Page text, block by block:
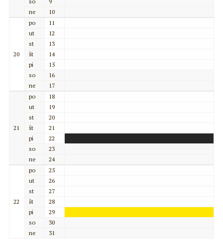
ne
10
20
po
11
ut
12
st
13
št
14
pi
15
so
16
ne
17
21
po
18
ut
19
st
20
št
21
pi
22
so
23
ne
24
22
po
25
ut
26
st
27
št
28
pi
29
so
30
ne
31